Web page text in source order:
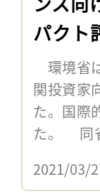
パクト
環境省
関投資家
た。国際
た。 同
2021/03/